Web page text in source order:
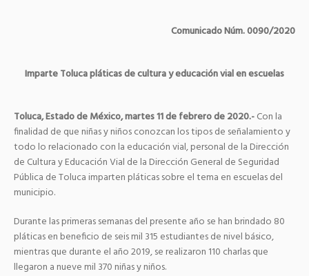
Comunicado Núm. 0090/2020
Imparte Toluca pláticas de cultura y educación vial en escuelas
Toluca, Estado de México, martes 11 de febrero de 2020.-Con la
finalidad de que niñas y niños conozcan los tipos de señalamiento y
todo lo relacionado con la educación vial, personal de la Dirección
de Cultura y Educación Vial de la Dirección General de Seguridad
Pública de Toluca imparten pláticas sobre el tema en escuelas del
municipio.
Durante las primeras semanas del presente año se han brindado 80
pláticas en beneficio de seis mil 315 estudiantes de nivel básico,
mientras que durante el año 2019, se realizaron 110 charlas que
llegaron a nueve mil 370 niñas y niños.